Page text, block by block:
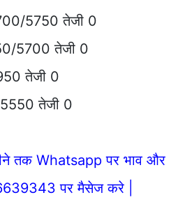
5750 तेजी 0
5700 तेजी 0
तेजी 0
तेजी 0
तक Whatsapp पर भाव और
पर मैसेज करे |